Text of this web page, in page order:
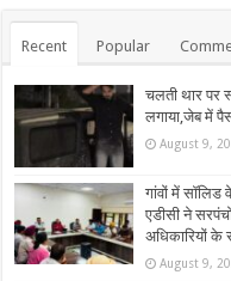
Recent Popular
चलती थार पर
लगाया,जेब में
August 9,
गांवों में सॉलिड
एडीसी ने
अधिकारियों
August 9,